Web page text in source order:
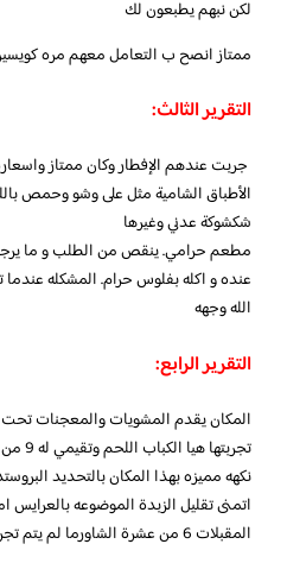
لكن نبهم يطبعون لك
ممتاز انصح ب التعامل معهم مره
التقرير الثالث:
جربت عندهم الإفطار وكان ممتاز
الأطباق الشامية مثل على وشو وحمص
شكشوكة عدني وغيرها
مطعم حرامي. ينقص من الطلب و ما
عنده و اكله بفلوس حرام. المشكله
الله وجهه
التقرير الرابع:
المكان يقدم المشويات والمعجنات تحت
المقبلات 6 من عشرة الشاورما لم يتم تجربتها بسبب ان العامل الذي